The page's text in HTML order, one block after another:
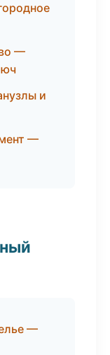
—
и
—
—